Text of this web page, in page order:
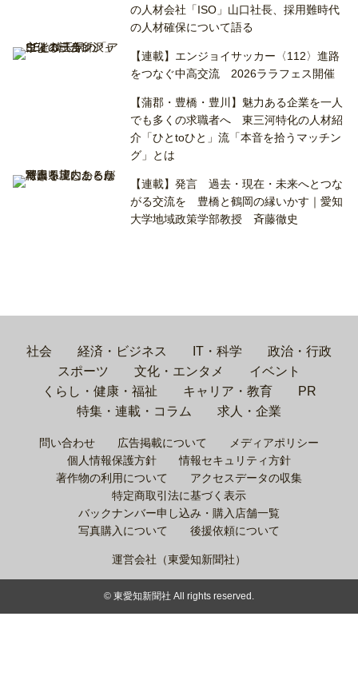
の人材会社「ISO」山口社長、採用難時代
の人材確保について語る
【連載】エンジョイサッカー〈112〉進路
をつなぐ中高交流 2026ララフェス開催
【蒲郡・豊橋・豊川】魅力ある企業を一人
でも多くの求職者へ 東三河特化の人材紹
介「ひとtoひと」流「本音を拾うマッチン
グ」とは
【連載】発言 過去・現在・未来へとつな
がる交流を 豊橋と鶴岡の縁いかす｜愛知
大学地域政策学部教授 斉藤徹史
社会 経済・ビジネス IT・科学
政治・行政
スポーツ
文化・エンタメ
イベント
くらし・健康・福祉
キャリア・教育
PR
特集・連載・コラム
求人・企業
問い合わせ 広告掲載について
メディアポリシー
個人情報保護方針
情報セキュリティ方針
著作物の利用について
アクセスデータの収集
特定商取引法に基づく表示
バックナンバー申し込み・購入店舗一覧
写真購入について
後援依頼について
運営会社（東愛知新聞社）
© 東愛知新聞社 All rights reserved.